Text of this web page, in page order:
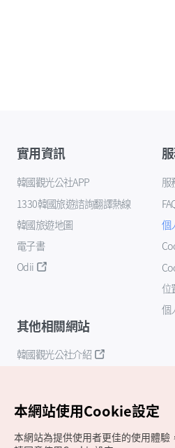
實用資訊
韓國觀光公社APP
1330韓國旅遊諮詢翻譯熱線
韓國旅遊地圖
電子書
Odii
服
個
位
個
其他相關網站
韓國觀光公社介紹
本網站使用Cookie設定
本網站為提供使用者更佳的使用體驗